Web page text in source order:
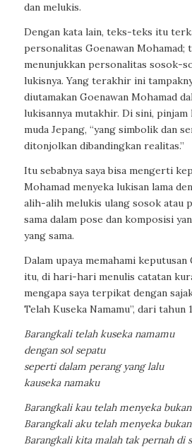
dan melukis.
Dengan kata lain, teks-teks itu
personalitas Goenawan
menunjukkan personalitas sosok-
lukisnya. Yang terakhir ini
diutamakan Goenawan Mohamad
lukisannya mutakhir. Di sini,
muda Jepang, “yang simbolik dan
ditonjolkan dibandingkan realitas.”
Itu sebabnya saya bisa mengerti
Mohamad menyeka lukisan lama
alih-alih melukis ulang sosok atau
sama dalam pose dan komposisi
yang sama.
Dalam upaya memahami keputusan
itu, di hari-hari menulis catatan
mengapa saya terpikat dengan
Telah Kuseka Namamu”, dari tahun
Barangkali telah kuseka namamu
dengan sol sepatu
seperti dalam perang yang lalu
kauseka namaku
Barangkali kau telah menyeka
Barangkali aku telah menyeka
Barangkali kita malah tak pernah di